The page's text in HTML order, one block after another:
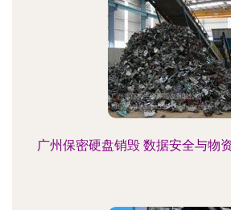
广州保密硬盘销毁 数据安全与物